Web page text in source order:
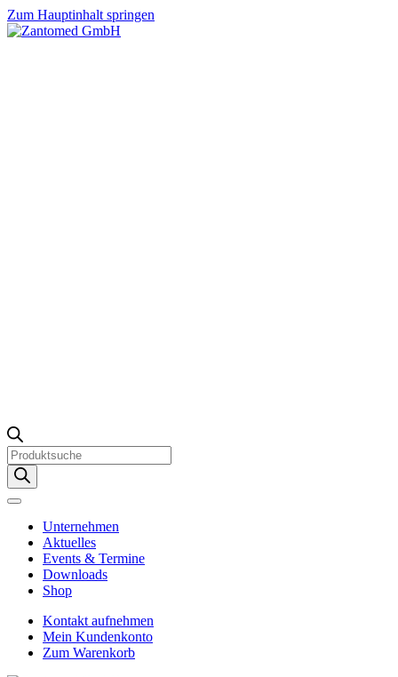
Zum Hauptinhalt springen
Products
search
Unternehmen
Aktuelles
Events & Termine
Downloads
Shop
Kontakt aufnehmen
Mein Kundenkonto
Zum Warenkorb